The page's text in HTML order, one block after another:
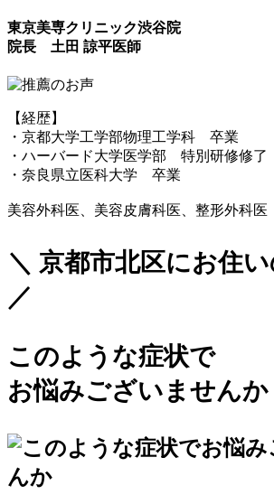
東京美専クリニック渋谷院
院長 土田 諒平医師
【経歴】
・京都大学工学部物理工学科 卒業
・ハーバード大学医学部 特別研修修了
・奈良県立医科大学 卒業
美容外科医、美容皮膚科医、整形外科医
＼ 京都市北区にお住
／
このような症状で
お悩みございませんか